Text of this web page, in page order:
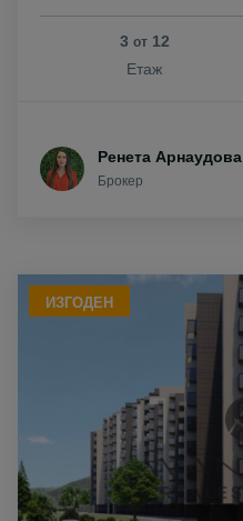
3 от12
Етаж
Ренета Арнаудова
Брокер
ИЗГОДЕН